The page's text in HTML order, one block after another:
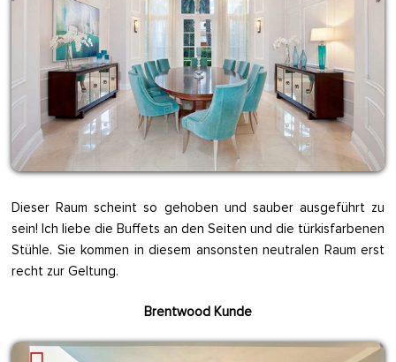
Dieser Raum scheint so gehoben und sauber ausgeführt zu
sein! Ich liebe die Buffets an den Seiten und die türkisfarbenen
Stühle. Sie kommen in diesem ansonsten neutralen Raum erst
recht zur Geltung.
Brentwood Kunde